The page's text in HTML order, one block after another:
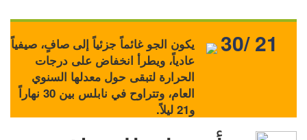
يكون الجو غائماً جزئياً إلى صافٍ، صيفياً
عادياً، ويطرأ انخفاض على درجات
الحرارة لتبقى حول معدلها السنوي
العام، وتتراوح في نابلس بين 30 نهاراً
و21 ليلاً.
30/ 21